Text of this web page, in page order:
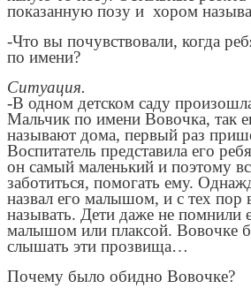
показанную позу и хором
-Что вы почувствовали, когда
по имени?
Ситуация.
-В одном детском саду
Мальчик по имени Вовочка, так
называют дома, первый раз
Воспитатель представила его
он самый маленький и поэтому
заботиться, помогать ему.
назвал его малышом, и с тех пор
называть. Дети даже не помнили
малышом или плаксой. Вовочке
слышать эти прозвища…
Почему было обидно Вовочке?